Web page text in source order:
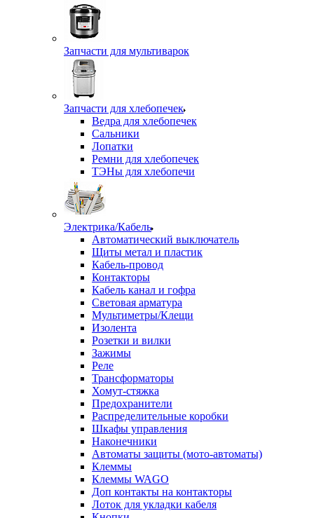
Запчасти для мультиварок
Запчасти для хлебопечек
Ведра для хлебопечек
Сальники
Лопатки
Ремни для хлебопечек
ТЭНы для хлебопечи
Электрика/Кабель
Автоматический выключатель
Щиты метал и пластик
Кабель-провод
Контакторы
Кабель канал и гофра
Световая арматура
Мультиметры/Клещи
Изолента
Розетки и вилки
Зажимы
Реле
Трансформаторы
Хомут-стяжка
Предохранители
Распределительные коробки
Шкафы управления
Наконечники
Автоматы защиты (мото-автоматы)
Клеммы
Клеммы WAGO
Доп контакты на контакторы
Лоток для укладки кабеля